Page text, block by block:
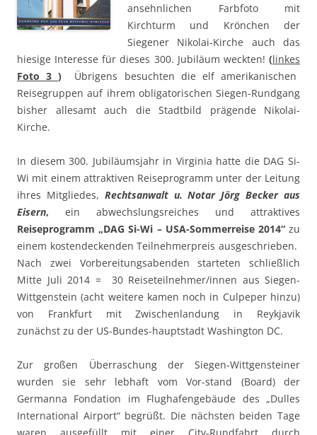
ansehnlichen Farbfoto mit
Kirchturm und Krönchen der
Siegener Nikolai-Kirche auch das
hiesige Interesse für dieses 300. Jubiläum weckten! (linkes
Foto 3)
Übrigens besuchten die elf amerikanischen
Reisegruppen auf ihrem obligatorischen Siegen-Rundgang
bisher allesamt auch die Stadtbild prägende Nikolai-
Kirche.
In diesem 300. Jubiläumsjahr in Virginia hatte die DAG Si-
Wi mit einem attraktiven Reiseprogramm unter der Leitung
ihres Mitgliedes, Rechtsanwalt u. Notar Jörg Becker aus
Eisern, ein abwechslungsreiches und attraktives
Reiseprogramm „DAG Si-Wi – USA-Sommerreise 2014“zu
einem kostendeckenden Teilnehmerpreis ausgeschrieben.
Nach zwei Vorbereitungsabenden starteten schließlich
Mitte Juli 2014 = 30 Reiseteilnehmer/innen aus Siegen-
Wittgenstein (acht weitere kamen noch in Culpeper hinzu)
von Frankfurt mit Zwischenlandung in Reykjavik
zunächst zu der US-Bundes-hauptstadt Washington DC.
Zur großen Überraschung der Siegen-Wittgensteiner
wurden sie sehr lebhaft vom Vor-stand (Board) der
Germanna Fondation im Flughafengebäude des „Dulles
International Airport“ begrüßt. Die nächsten beiden Tage